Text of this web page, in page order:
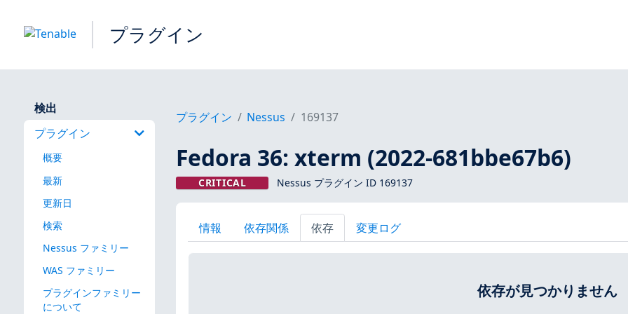
プラグイン
検出
プラグイン
概要
最新
更新日
検索
Nessus ファミリー
WAS ファミリー
プラグインファミリー
について
プラグイン Nessus 169137
Fedora 36: xterm (2022-681bbe67b6)
CRITICAL Nessus プラグイン ID 169137
情報 依存関係 依存 変更ログ
依存が見つかりません